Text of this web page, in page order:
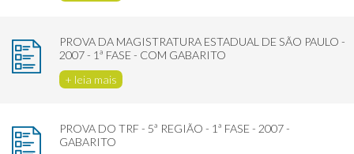
PROVA DA MAGISTRATURA ESTADUAL DE SÃO PAULO -
2007 - 1ª FASE - COM GABARITO
+ leia mais
PROVA DO TRF - 5ª REGIÃO - 1ª FASE - 2007 -
GABARITO